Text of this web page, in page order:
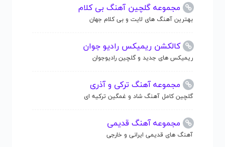
مجموعه گلچین آهنگ بی کلام
بهترین آهنگ های لایت و بی کلام جهان
کالکشن ریمیکس رادیو جوان
ریمیکس های جدید و گلچین رادیوجوان
مجموعه آهنگ ترکی و آذری
گلچین کامل آهنگ شاد و غمگین ترکیه ای
مجموعه آهنگ قدیمی
آهنگ های قدیمی ایرانی و خارجی